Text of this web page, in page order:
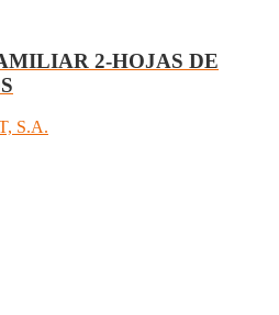
2-HOJAS DE
S.A.